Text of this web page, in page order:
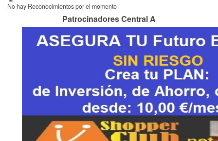
No hay Reconocimientos por el momento
Patrocinadores Central A